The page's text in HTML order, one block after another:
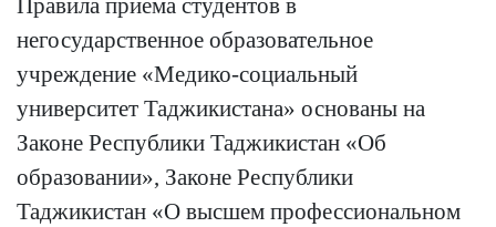
Правила приема студентов в
негосударственное образовательное
учреждение «Медико-социальный
университет Таджикистана» основаны на
Законе Республики Таджикистан «Об
образовании», Законе Республики
Таджикистан «О высшем профессиональном